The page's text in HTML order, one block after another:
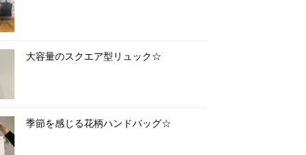
大容量のスクエア型リュック☆
季節を感じる花柄ハンドバッグ☆